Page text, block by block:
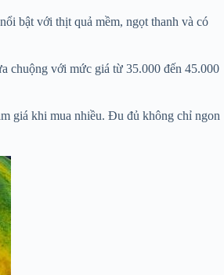
bật với thịt quả mềm, ngọt thanh và có
chuộng với mức giá từ 35.000 đến 45.000
giá khi mua nhiều. Đu đủ không chỉ ngon